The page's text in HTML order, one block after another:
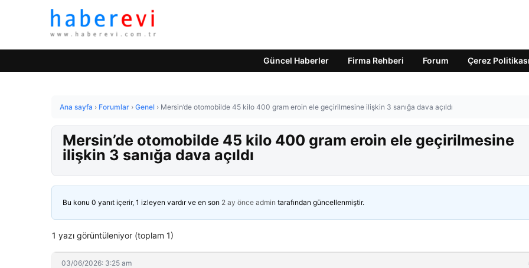
Güncel Haberler Firma Rehberi Forum Çerez Politikası
Ana sayfa › Forumlar › Genel › Mersin’de otomobilde 45 kilo 400 gram eroin ele geçirilmesine ilişkin 3 sanığa dava açıldı
Mersin’de otomobilde 45 kilo 400 gram eroin ele geçirilmesine
ilişkin 3 sanığa dava açıldı
Bu konu 0 yanıt içerir, 1 izleyen vardır ve en son 2 ay önce admin tarafından güncellenmiştir.
1 yazı görüntüleniyor (toplam 1)
03/06/2026: 3:25 am